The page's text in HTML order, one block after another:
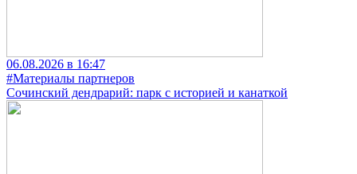
06.08.2026 в 16:47
#Материалы партнеров
Сочинский дендрарий: парк с историей и канаткой